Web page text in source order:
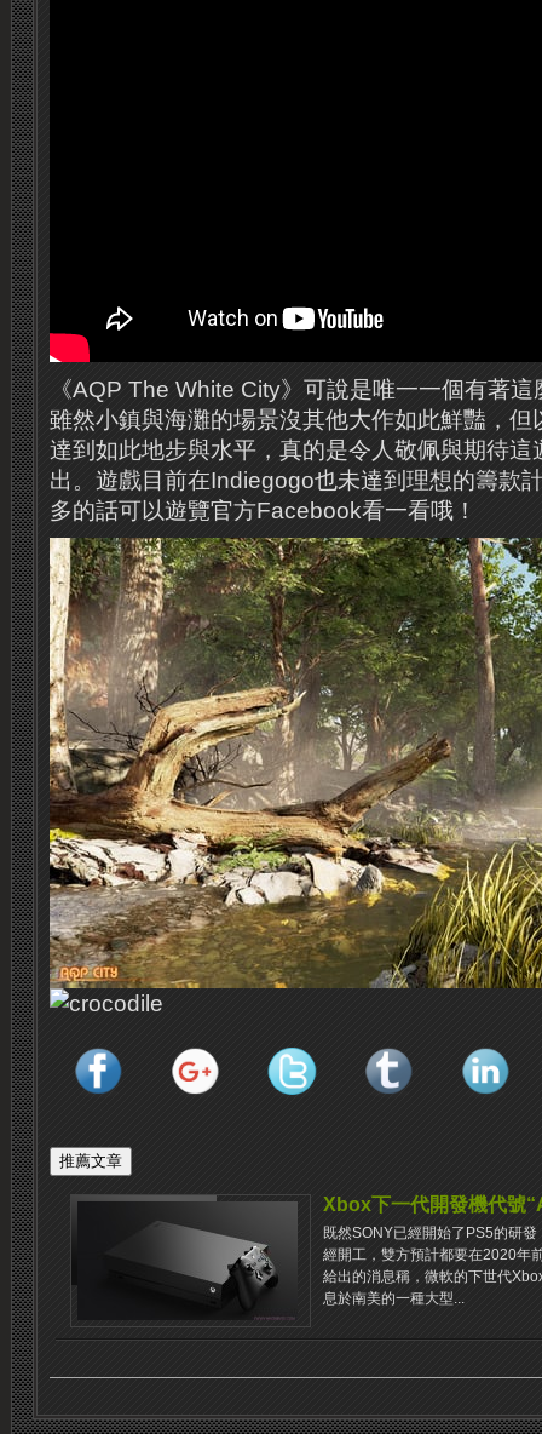
《AQP The White City》可說是唯一一個有著
雖然小鎮與海灘的場景沒其他大作如此鮮豔，但
達到如此地步與水平，真的是令人敬佩與期待這
出。遊戲目前在Indiegogo也未達到理想的籌款
多的話可以遊覽官方Facebook看一看哦！
Xbox下一代開發機代號
既然SONY已經開始了PS5的研
經開工，雙方預計都要在2020年
給出的消息稱，微軟的下世代
息於南美的一種大型...